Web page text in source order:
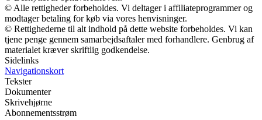
© Alle rettigheder forbeholdes. Vi deltager i affiliateprogrammer og
modtager betaling for køb via vores henvisninger.
© Rettighederne til alt indhold på dette website forbeholdes. Vi kan
tjene penge gennem samarbejdsaftaler med forhandlere. Genbrug af
materialet kræver skriftlig godkendelse.
Sidelinks
Navigationskort
Tekster
Dokumenter
Skrivehjørne
Abonnementsstrøm